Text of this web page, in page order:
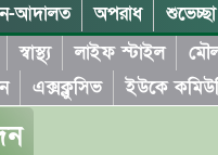
আদালত অপরাধ শুভেচ্ছা
স্বাস্থ্য লাইফ স্টাইল
এক্সক্লুসিভ ইউকে